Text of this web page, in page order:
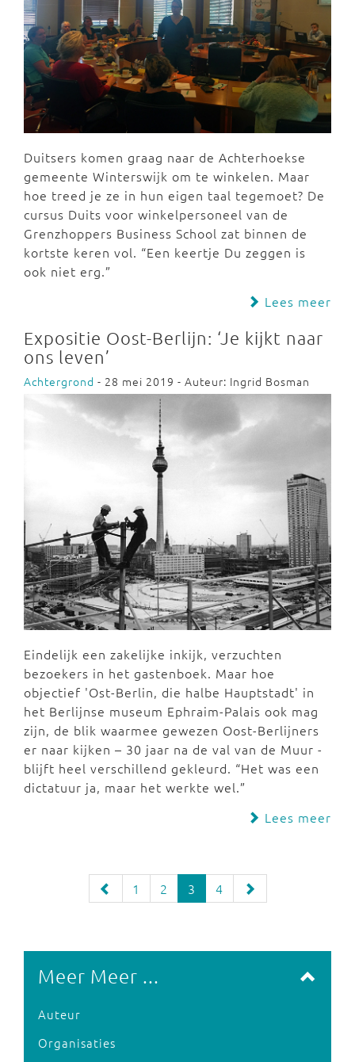
Duitsers komen graag naar de Achterhoekse
gemeente Winterswijk om te winkelen. Maar
hoe treed je ze in hun eigen taal tegemoet? De
cursus Duits voor winkelpersoneel van de
Grenzhoppers Business School zat binnen de
kortste keren vol. “Een keertje Du zeggen is
ook niet erg.”
Lees meer
Expositie Oost-Berlijn: ‘Je kijkt naar
ons leven’
Achtergrond - 28 mei 2019 - Auteur: Ingrid Bosman
Eindelijk een zakelijke inkijk, verzuchten
bezoekers in het gastenboek. Maar hoe
objectief 'Ost-Berlin, die halbe Hauptstadt' in
het Berlijnse museum Ephraim-Palais ook mag
zijn, de blik waarmee gewezen Oost-Berlijners
er naar kijken – 30 jaar na de val van de Muur -
blijft heel verschillend gekleurd. “Het was een
dictatuur ja, maar het werkte wel.”
Lees meer
1 2 3 4
Meer Meer ...
Auteur
Organisaties